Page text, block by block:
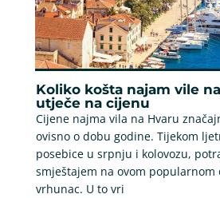
Koliko košta najam vile
utječe na cijenu
Cijene najma vila na Hvaru
ovisno o dobu godine. Tijekom
posebice u srpnju i kolovozu,
smještajem na ovom popularnom
vrhunac. U to vri